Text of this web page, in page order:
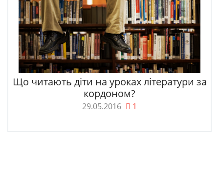
Що читають діти на уроках літератури за
кордоном?
29.05.2016 1